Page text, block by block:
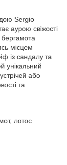
Sergio
аурою свіжості
бергамота
місцем
із сандалу та
унікальний
або
та
лотос